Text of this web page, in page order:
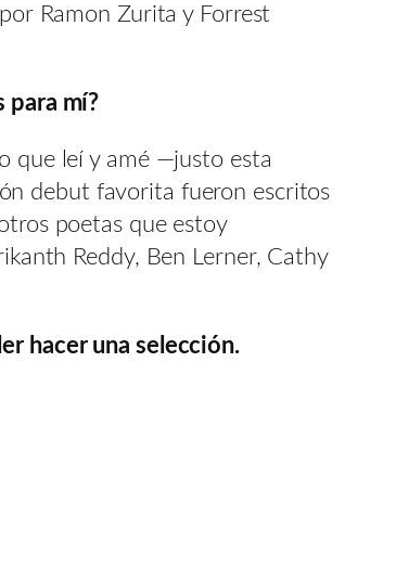
Ramon Zurita y Forrest
para mí?
que leí y amé —justo esta
debut favorita fueron escritos
poetas que estoy
Reddy, Ben Lerner, Cathy
hacer una selección.